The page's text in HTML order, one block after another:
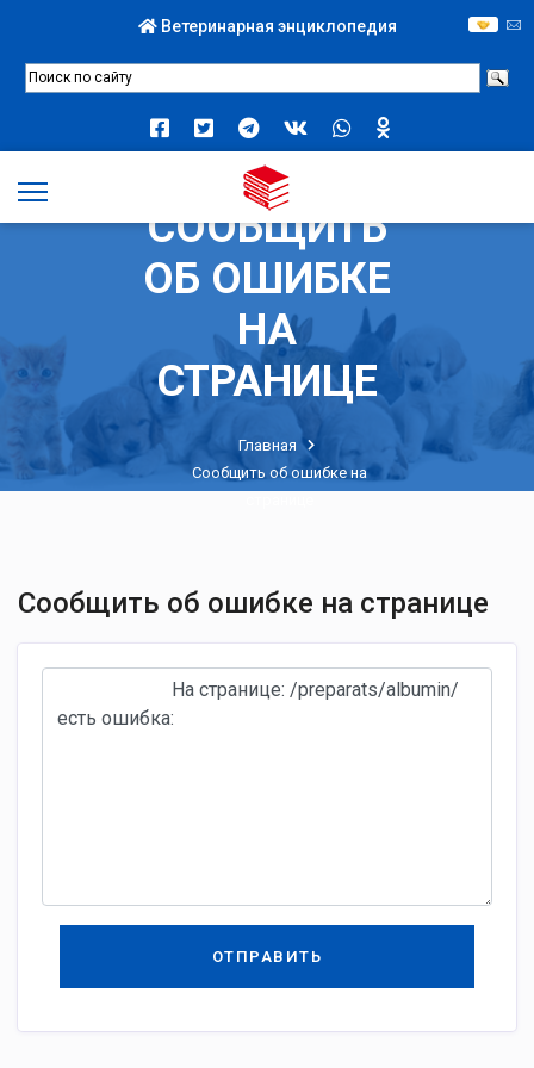
Ветеринарная энциклопедия
СООБЩИТЬ
ОБ ОШИБКЕ
НА
СТРАНИЦЕ
Главная
Сообщить об ошибке на
Сообщить об ошибке на странице
ОТПРАВИТЬ